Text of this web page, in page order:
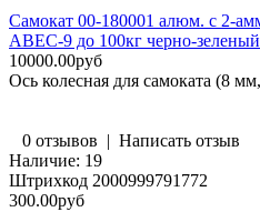
Самокат 00-180001 алюм. с 2-
ABEC-9 до 100кг черно-зеленый
10000.00руб
Ось колесная для самоката (8
0 отзывов | Написать отзыв
Наличие: 19
Штрихкод 2000999791772
300.00руб